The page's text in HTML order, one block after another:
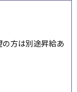
の方は別途昇給あ